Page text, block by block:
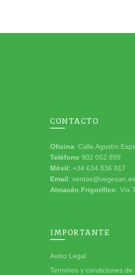
CONTACTO
Oficina: Calle Agustín
Teléfono 902 052 899
Móvil: +34 634 836 817
Email: ventas@vegesan.es
Almacén Frigorífico: Vía
IMPORTANTE
Aviso Legal
Terminos y condiciones de